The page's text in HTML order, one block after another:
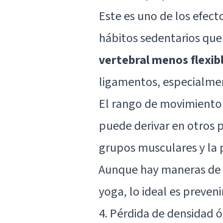
Este es uno de los
hábitos sedentarios
vertebral menos
ligamentos,
El rango de
puede derivar en otros
grupos musculares y la
Aunque hay maneras
yoga, lo ideal es
4. Pérdida de densidad